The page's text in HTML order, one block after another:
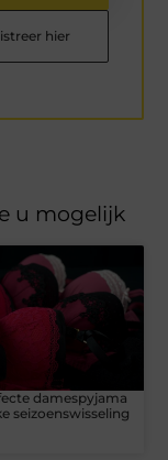
hier
u mogelijk
damespyjama
seizoenswisseling